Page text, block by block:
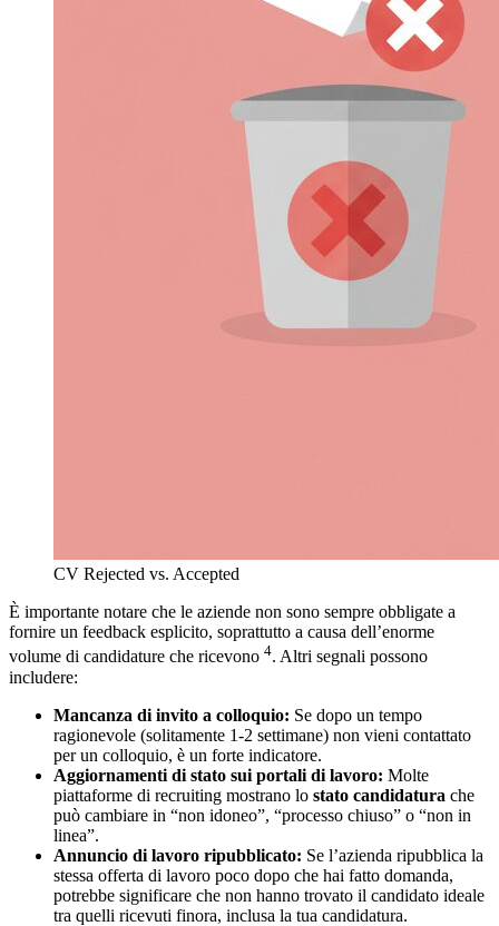
CV Rejected vs. Accepted
È importante notare che le aziende non sono sempre obbligate a
fornire un feedback esplicito, soprattutto a causa dell’enorme
volume di candidature che ricevono 4. Altri segnali possono
includere:
Mancanza di invito a colloquio: Se dopo un tempo
ragionevole (solitamente 1-2 settimane) non vieni contattato
per un colloquio, è un forte indicatore.
Aggiornamenti di stato sui portali di lavoro: Molte
piattaforme di recruiting mostrano lo stato candidatura che
può cambiare in “non idoneo”, “processo chiuso” o “non in
linea”.
Annuncio di lavoro ripubblicato: Se l’azienda ripubblica la
stessa offerta di lavoro poco dopo che hai fatto domanda,
potrebbe significare che non hanno trovato il candidato ideale
tra quelli ricevuti finora, inclusa la tua candidatura.